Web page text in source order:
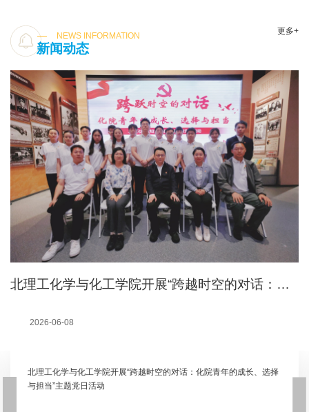
NEWS INFORMATION
新闻动态
更多+
北理工化学与化工学院开展“跨越时空的对话：化院青年的成长、选择与担当”主题党日活动
2026-06-08
北理工化学与化工学院开展“跨越时空的对话：化院青年的成长、选择
与担当”主题党日活动